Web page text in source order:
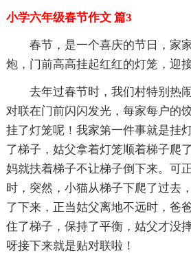
小学六年级春节作文 篇3
春节，是一个喜庆的节日，家
炮，门前高高挂起红红的灯笼，迎
去年过春节时，我们村特别热
对联在门前闪闪发光，每家每户的
挂了灯笼呢！我家第一件事就是挂
了梯子，姑父拿着灯笼顺着梯子爬
妈就扶着梯子不让梯子倒下来。可
时，突然，小猫从梯子下爬了过去
了下来，正当姑父离地不远时，爸
住了梯子，保持了平衡，姑父才没
呀接下来就是贴对联啦！